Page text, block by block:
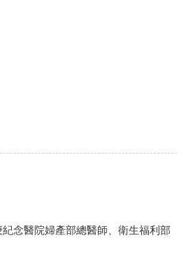
念醫院婦產部總醫師、衛生福利部